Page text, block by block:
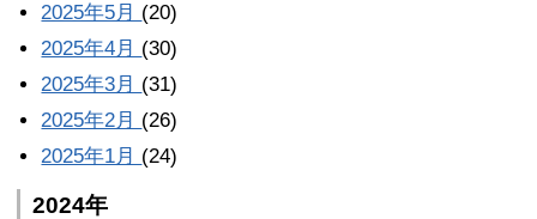
2025年5月 (20)
2025年4月 (30)
2025年3月 (31)
2025年2月 (26)
2025年1月 (24)
2024年